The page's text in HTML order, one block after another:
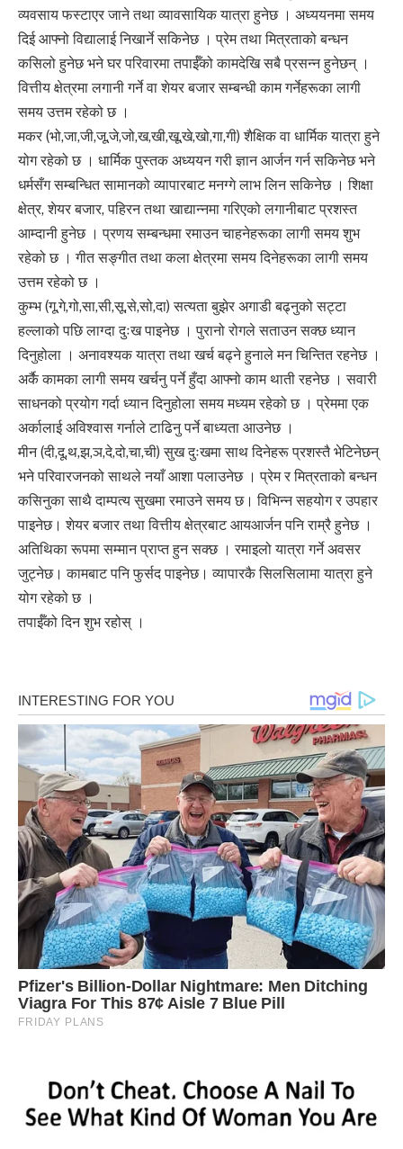
व्यवसाय फस्टाएर जाने तथा व्यावसायिक यात्रा हुनेछ । अध्ययनमा समय
दिई आफ्नो विद्यालाई निखार्ने सकिनेछ । प्रेम तथा मित्रताको बन्धन
कसिलो हुनेछ भने घर परिवारमा तपाईँको कामदेखि सबै प्रसन्न हुनेछन् ।
वित्तीय क्षेत्रमा लगानी गर्ने वा शेयर बजार सम्बन्धी काम गर्नेहरूका लागी
समय उत्तम रहेको छ ।
मकर (भो,जा,जी,जू,जे,जो,ख,खी,खू,खे,खो,गा,गी) शैक्षिक वा धार्मिक यात्रा हुने
योग रहेको छ । धार्मिक पुस्तक अध्ययन गरी ज्ञान आर्जन गर्न सकिनेछ भने
धर्मसँग सम्बन्धित सामानको व्यापारबाट मनग्गे लाभ लिन सकिनेछ । शिक्षा
क्षेत्र, शेयर बजार, पहिरन तथा खाद्यान्नमा गरिएको लगानीबाट प्रशस्त
आम्दानी हुनेछ । प्रणय सम्बन्धमा रमाउन चाहनेहरूका लागी समय शुभ
रहेको छ । गीत सङ्गीत तथा कला क्षेत्रमा समय दिनेहरूका लागी समय
उत्तम रहेको छ ।
कुम्भ (गू,गे,गो,सा,सी,सू,से,सो,दा) सत्यता बुझेर अगाडी बढ्नुको सट्टा
हल्लाको पछि लाग्दा दुःख पाइनेछ । पुरानो रोगले सताउन सक्छ ध्यान
दिनुहोला । अनावश्यक यात्रा तथा खर्च बढ्ने हुनाले मन चिन्तित रहनेछ ।
अर्कै कामका लागी समय खर्चनु पर्ने हुँदा आफ्नो काम थाती रहनेछ । सवारी
साधनको प्रयोग गर्दा ध्यान दिनुहोला समय मध्यम रहेको छ । प्रेममा एक
अर्कालाई अविश्वास गर्नाले टाढिनु पर्ने बाध्यता आउनेछ ।
मीन (दी,दू,थ,झ,ञ,दे,दो,चा,ची) सुख दुःखमा साथ दिनेहरू प्रशस्तै भेटिनेछन्
भने परिवारजनको साथले नयाँ आशा पलाउनेछ । प्रेम र मित्रताको बन्धन
कसिनुका साथै दाम्पत्य सुखमा रमाउने समय छ। विभिन्न सहयोग र उपहार
पाइनेछ। शेयर बजार तथा वित्तीय क्षेत्रबाट आयआर्जन पनि राम्रै हुनेछ ।
अतिथिका रूपमा सम्मान प्राप्त हुन सक्छ । रमाइलो यात्रा गर्ने अवसर
जुट्नेछ। कामबाट पनि फुर्सद पाइनेछ। व्यापारकै सिलसिलामा यात्रा हुने
योग रहेको छ ।
तपाईँको दिन शुभ रहोस् ।